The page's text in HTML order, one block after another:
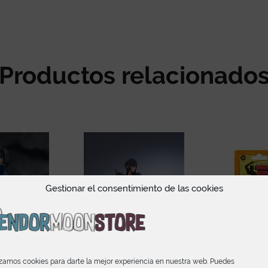
Gestionar el consentimiento de las cookies
cookies para darte la mejor experiencia en nuestra web. Puedes